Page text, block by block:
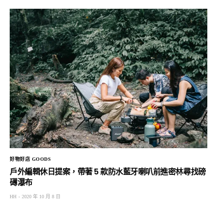
好物好店 GOODS
戶外編輯休日提案，帶著 5 款防水藍牙喇叭前進密林尋找磅
礡瀑布
HH 2020 年 10 月 8 日